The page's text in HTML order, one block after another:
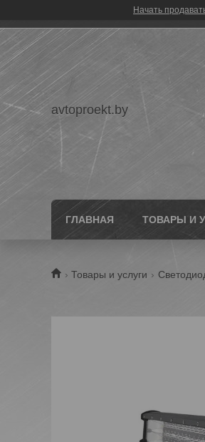
Начать
avtoproekt.by
ГЛАВНАЯ ТОВАРЫ И
Товары и услуги